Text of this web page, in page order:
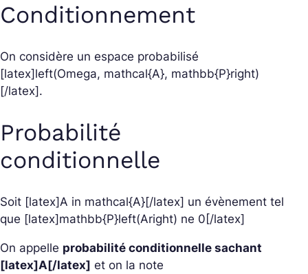
Conditionnement
On considère un espace probabilisé
[latex]left(Omega, mathcal{A}, mathbb{P}right)
[/latex].
Probabilité
conditionnelle
Soit [latex]A in mathcal{A}[/latex] un évènement tel
que [latex]mathbb{P}left(Aright) ne 0[/latex]
On appelle probabilité conditionnelle sachant
[latex]A[/latex] et on la note